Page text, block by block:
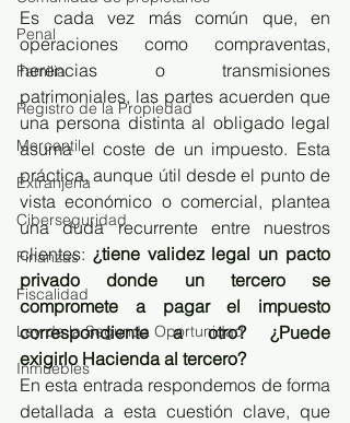
Penal
Familia
Registro de la Propiedad
Mercantil
Extranjería
Ciberseguridad
Finanzas
Fiscalidad
Ley de la Segunda Oportunidad
Inmuebles
Es cada vez más común que, en
operaciones como compraventas,
herencias o transmisiones
patrimoniales, las partes acuerden que
una persona distinta al obligado legal
asuma el coste de un impuesto. Esta
práctica, aunque útil desde el punto de
vista económico o comercial, plantea
una duda recurrente entre nuestros
clientes: ¿tiene validez legal un pacto
privado donde un tercero se
compromete a pagar el impuesto
correspondiente a otro? ¿Puede
exigirlo Hacienda al tercero?
En esta entrada respondemos de forma
detallada a esta cuestión clave, que